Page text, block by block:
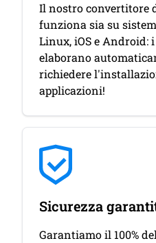
Il nostro convertitore
funziona sia su
Linux, iOS e Android:
elaborano
richiedere
applicazioni!
Sicurezza
Garantiamo il 100%